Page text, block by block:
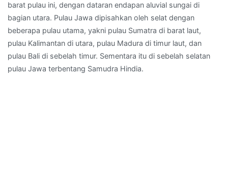
barat pulau ini, dengan dataran endapan aluvial sungai di
bagian utara. Pulau Jawa dipisahkan oleh selat dengan
beberapa pulau utama, yakni pulau Sumatra di barat laut,
pulau Kalimantan di utara, pulau Madura di timur laut, dan
pulau Bali di sebelah timur. Sementara itu di sebelah selatan
pulau Jawa terbentang Samudra Hindia.